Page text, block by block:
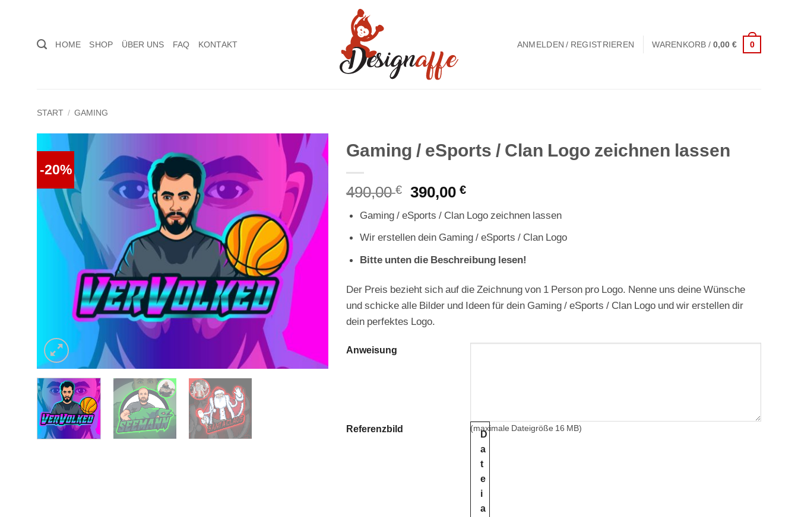
springen
HOME SHOP ÜBER UNS FAQ KONTAKT ANMELDEN / REGISTRIEREN WARENKORB / 0,00€ 0
START / GAMING
-20%
Auf die
Wunschliste
Gaming / eSports / Clan Logo zeichnen lassen
490,00€
Ursprünglicher
Preis
war:
490,00 €
390,00 €Aktueller
Preis
ist:
390,00 €.
Gaming / eSports / Clan Logo zeichnen lassen
Wir erstellen dein Gaming / eSports / Clan Logo
Bitte unten die Beschreibung lesen!
Der Preis bezieht sich auf die Zeichnung von 1 Person pro Logo. Nenne uns deine Wünsche
und schicke alle Bilder und Ideen für dein Gaming / eSports / Clan Logo und wir erstellen dir
dein perfektes Logo.
Anweisung
Referenzbild
D
a
t
e
i
a
(maximale Dateigröße 16 MB)